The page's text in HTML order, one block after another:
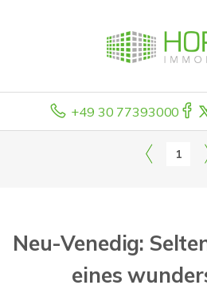
+49 30 77393000
1
Neu-Venedig:
eines